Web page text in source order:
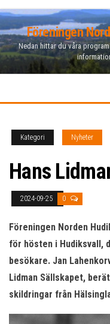
Hoppa
till
innehåll
Föreningen
Nedan hittar du våra
Kategori Nyheter
Hans
2024-09-25 0
Föreningen Norden
för hösten i Hudiksvall,
besökare. Jan
Lidman Sällskapet,
skildringar från